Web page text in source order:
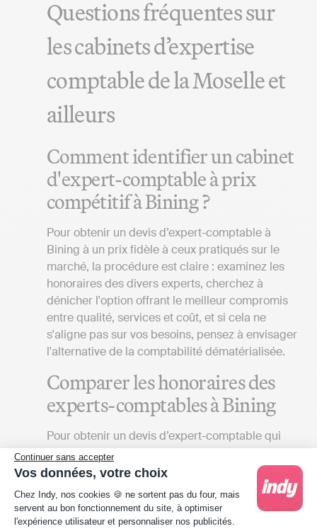
Continuer sans accepter
Vos données, votre choix
Plateforme de Gestion du Consentement :
Chez Indy, nos cookies 🍪 ne sortent pas du four, mais
servent au bon fonctionnement du site, à optimiser
l'expérience utilisateur et personnaliser nos publicités.
Questions fréquentes sur
les cabinets d’expertise
comptable de la Moselle et
ailleurs
Comment identifier un cabinet
d'expert-comptable à prix
compétitif à Bining ?
Pour obtenir un devis d’expert-comptable à
Bining à un prix fidèle à ceux pratiqués sur le
marché, la procédure est claire : examinez les
honoraires des divers experts, cherchez à
dénicher l'option offrant le meilleur compromis
entre qualité, services et coût, et si cela ne
s'aligne pas sur vos besoins, pensez à envisager
l'alternative de la comptabilité dématérialisée.
Comparer les honoraires des
experts-comptables à Bining
Pour obtenir un devis d’expert-comptable qui
correspond à vos besoins à Bining, plusieurs
aspects doivent être considérés :
Vos attentes: Le coût des services
proposés par un cabinet d'expert-